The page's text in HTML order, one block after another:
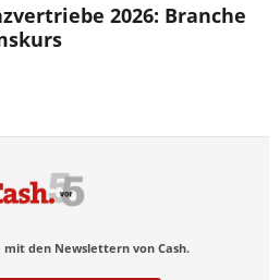
2026: Branche
mit den Newslettern von Cash.